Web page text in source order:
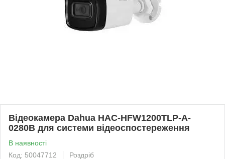
Відеокамера Dahua HAC-HFW1200TLP-A-
0280B для системи відеоспостереження
В наявності
Код: 50047712
Роздріб